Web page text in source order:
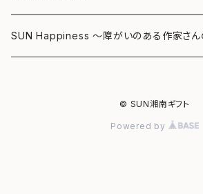
ミラー
シール
SUN Happiness ～障がいのある作家さん
© SUN湘南ギフト
Powered by